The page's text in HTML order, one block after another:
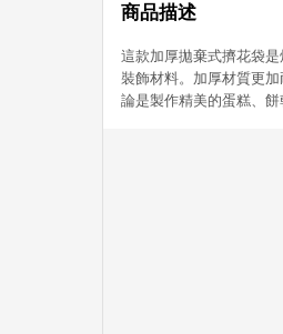
商品描述
這款加厚拋棄式擠花袋
裝飾材料。加厚材質更
論是製作精美的蛋糕、